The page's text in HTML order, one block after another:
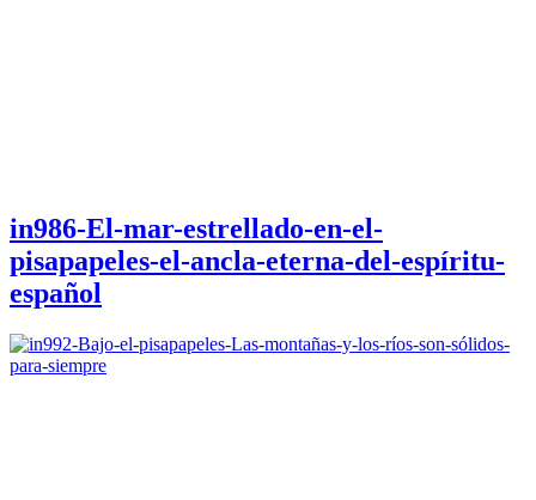
in986-El-mar-estrellado-en-el-
pisapapeles-el-ancla-eterna-del-espíritu-
español